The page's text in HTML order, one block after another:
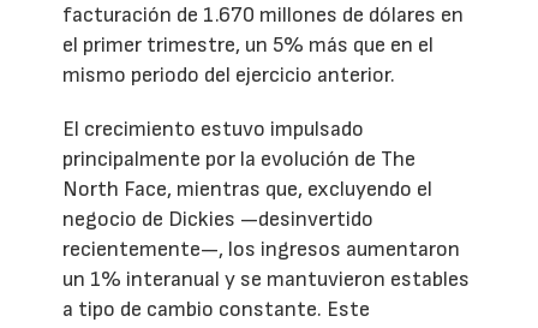
facturación de 1.670 millones de dólares en
el primer trimestre, un 5% más que en el
mismo periodo del ejercicio anterior.
El crecimiento estuvo impulsado
principalmente por la evolución de The
North Face, mientras que, excluyendo el
negocio de Dickies —desinvertido
recientemente—, los ingresos aumentaron
un 1% interanual y se mantuvieron estables
a tipo de cambio constante. Este